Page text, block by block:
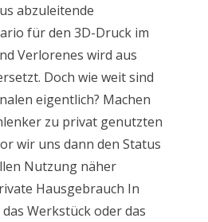
abzuleitende
für den 3D-Druck im
Verlorenes wird aus
Doch wie weit sind
eigentlich? Machen
zu privat genutzten
wir uns dann den Status
Nutzung näher
Hausgebrauch In
Werkstück oder das